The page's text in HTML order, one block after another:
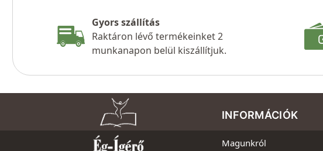
Gyors szállítás
Raktáron lévő termékeinket 2
munkanapon belül kiszállítjuk.
INFORMÁCIÓK
Magunkról